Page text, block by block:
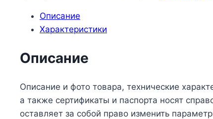
Описание
Характеристики
Описание
Описание и фото товара, технические
а также сертификаты и паспорта носят
оставляет за собой право изменить